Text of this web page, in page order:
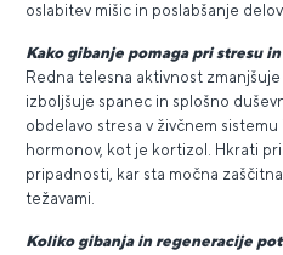
oslabitev mišic in poslabšanje
Kako gibanje pomaga pri stresu
Redna telesna aktivnost
izboljšuje spanec in splošno
obdelavo stresa v živčnem
hormonov, kot je kortizol. Hkrati
pripadnosti, kar sta močna
težavami.
Koliko gibanja in regeneracije